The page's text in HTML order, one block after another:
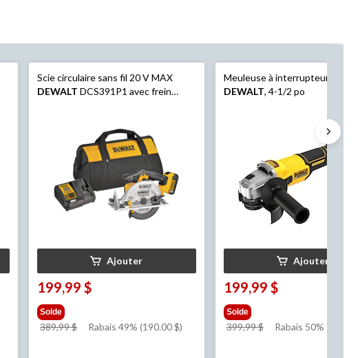
Scie circulaire sans fil 20 V MAX
DEWALT DCS391P1 avec frein
Ajouter
199,99 $
Solde
389,99 $
prixRabais 49% (190.00 $)
Meuleuse à interrupteur à
DEWALT, 4-1/2 po
Ajouter
199,99 $
Solde
399,99 $
prixRabais 50%